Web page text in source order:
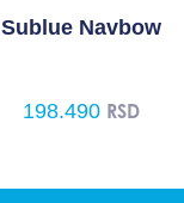
Sublue Navbow
198.490 RSD